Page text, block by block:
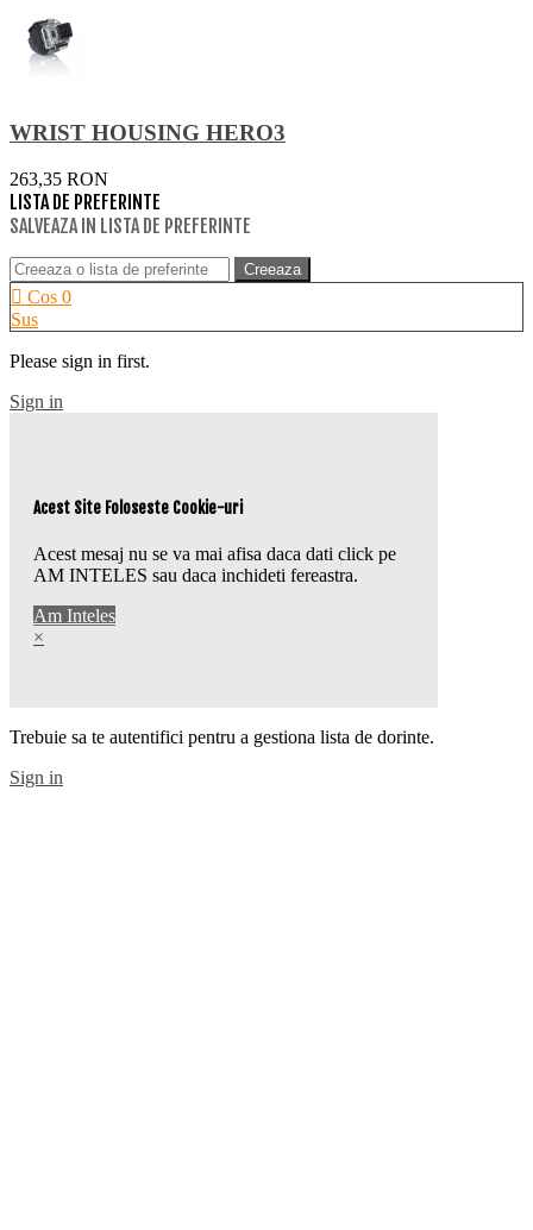
WRIST HOUSING HERO3
263,35 RON
LISTA DE PREFERINTE
SALVEAZA IN LISTA DE PREFERINTE
Creeaza
Cos 0
Sus
Please sign in first.
Sign in
Acest Site Foloseste Cookie-uri
Acest mesaj nu se va mai afisa daca dati click pe
AM INTELES sau daca inchideti fereastra.
Am Inteles
×
Trebuie sa te autentifici pentru a gestiona lista de dorinte.
Sign in